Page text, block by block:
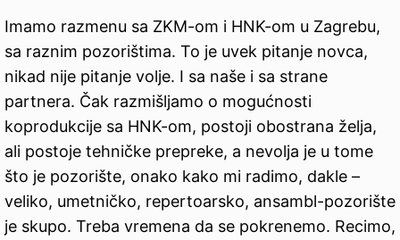
Imamo razmenu sa ZKM-om i HNK-om u Zagrebu,
sa raznim pozorištima. To je uvek pitanje novca,
nikad nije pitanje volje. I sa naše i sa strane
partnera. Čak razmišljamo o mogućnosti
koprodukcije sa HNK-om, postoji obostrana želja,
ali postoje tehničke prepreke, a nevolja je u tome
što je pozorište, onako kako mi radimo, dakle –
veliko, umetničko, repertoarsko, ansambl-pozorište
je skupo. Treba vremena da se pokrenemo. Recimo,